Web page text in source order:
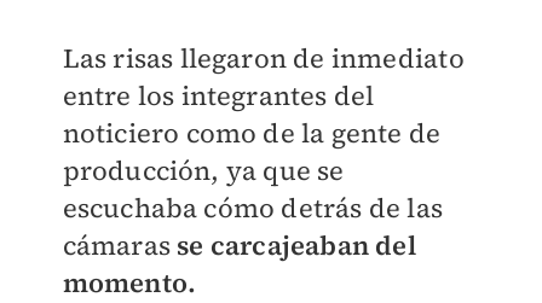
Las risas llegaron de inmediato
entre los integrantes del
noticiero como de la gente de
producción, ya que se
escuchaba cómo detrás de las
cámaras se carcajeaban del
momento.